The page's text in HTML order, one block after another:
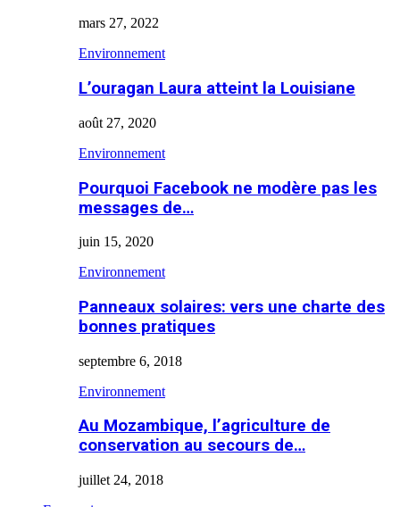
mars 27, 2022
Environnement
L’ouragan Laura atteint la Louisiane
août 27, 2020
Environnement
Pourquoi Facebook ne modère pas les
messages de…
juin 15, 2020
Environnement
Panneaux solaires: vers une charte des
bonnes pratiques
septembre 6, 2018
Environnement
Au Mozambique, l’agriculture de
conservation au secours de…
juillet 24, 2018